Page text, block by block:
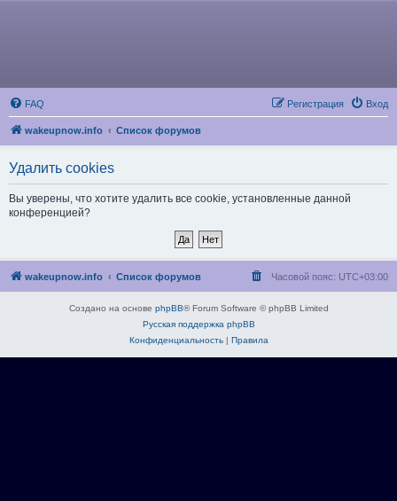
FAQ Вход
Регистрация
wakeupnow.info Список форумов
Удалить cookies
Вы уверены, что хотите удалить все cookie, установленные данной
конференцией?
wakeupnow.info Список форумов Часовой пояс: UTC+03:00
Создано на основе phpBB® Forum Software © phpBB Limited
Русская поддержка phpBB
Конфиденциальность| Правила